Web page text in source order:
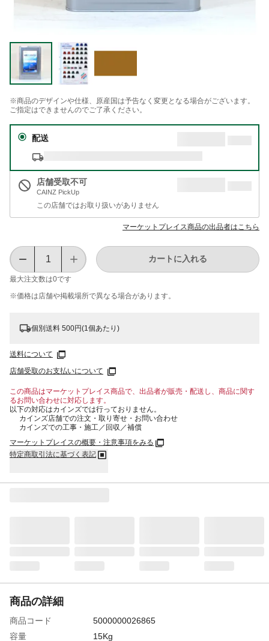
※商品のデザインや仕様、原産国は予告なく変更となる場合がございます。
ご指定はできませんのでご了承ください。
配送
店舗受取不可
CAINZ PickUp
この店舗ではお取り扱いがありません
マーケットプレイス商品の出品者はこちら
最大注文数は0です
カートに入れる
※価格は​店舗や​掲載場所で​異なる​場合が​あります。
個別送料 500円(1個あたり)
送料について
店舗受取のお支払いについて
この商品はマーケットプレイス商品で、出品者が販売・配送し、商品に関す
るお問い合わせに対応します。
以下の対応はカインズでは行っておりません。
カインズ店舗での注文・取り寄せ・お問い合わせ
カインズでの工事・施工／回収／補償
マーケットプレイスの概要・注意事項をみる
特定商取引法に基づく表記
商品の詳細
商品コード
5000000026865
容量
15Kg